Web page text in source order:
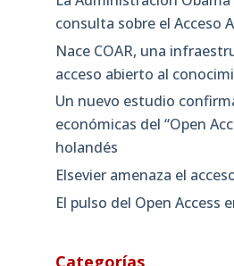
consulta sobre el Acceso
Nace COAR, una
acceso abierto al
Un nuevo estudio
económicas del “Open
holandés
Elsevier amenaza el
El pulso del Open Access
Categorías